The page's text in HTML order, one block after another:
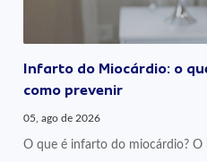
Infarto do Miocárdio: o
como prevenir
05, ago de 2026
O que é infarto do miocárdio?